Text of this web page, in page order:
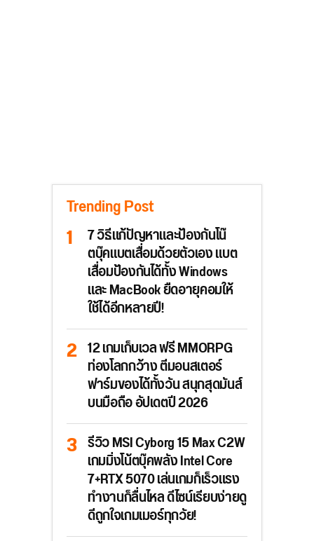
Trending Post
7 วิธีแก้ปัญหาและป้องกันโน๊
ตบุ๊คแบตเสื่อมด้วยตัวเอง แบต
เสื่อมป้องกันได้ทั้ง Windows
และ MacBook ยืดอายุคอมให้
ใช้ได้อีกหลายปี!
12 เกมเก็บเวล ฟรี MMORPG
ท่องโลกกว้าง ตีมอนสเตอร์
ฟาร์มของได้ทั้งวัน สนุกสุดมันส์
บนมือถือ อัปเดตปี 2026
รีวิว MSI Cyborg 15 Max C2W
เกมมิ่งโน้ตบุ๊คพลัง Intel Core
7+RTX 5070 เล่นเกมก็เร็วแรง
ทำงานก็ลื่นไหล ดีไซน์เรียบง่ายดู
ดีถูกใจเกมเมอร์ทุกวัย!